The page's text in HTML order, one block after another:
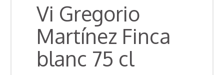
Vi Gregorio
Martínez Finca
blanc 75 cl